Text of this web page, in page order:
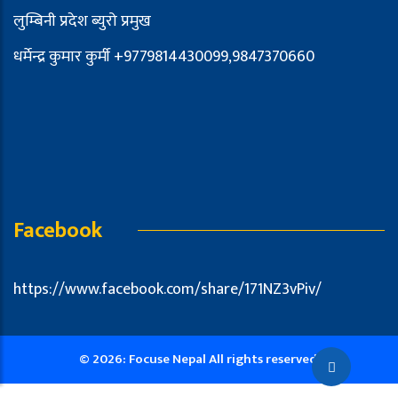
लुम्बिनी प्रदेश ब्युरो प्रमुख
धर्मेन्द्र कुमार कुर्मी +9779814430099,9847370660
Facebook
https://www.facebook.com/share/171NZ3vPiv/
© 2026: Focuse Nepal All rights reserved.